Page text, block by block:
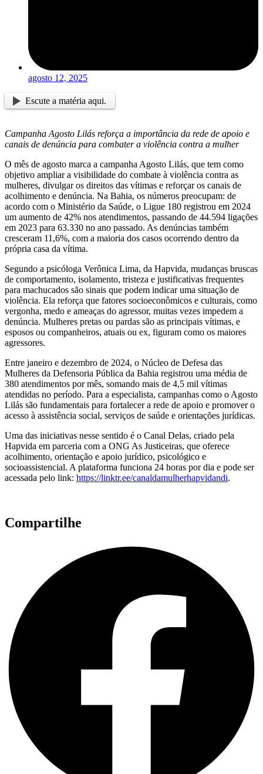
agosto 12, 2025
Escute a matéria aqui.
Campanha Agosto Lilás reforça a importância da rede de apoio e
canais de denúncia para combater a violência contra a mulher
O mês de agosto marca a campanha Agosto Lilás, que tem como
objetivo ampliar a visibilidade do combate à violência contra as
mulheres, divulgar os direitos das vítimas e reforçar os canais de
acolhimento e denúncia. Na Bahia, os números preocupam: de
acordo com o Ministério da Saúde, o Ligue 180 registrou em 2024
um aumento de 42% nos atendimentos, passando de 44.594 ligações
em 2023 para 63.330 no ano passado. As denúncias também
cresceram 11,6%, com a maioria dos casos ocorrendo dentro da
própria casa da vítima.
Segundo a psicóloga Verônica Lima, da Hapvida, mudanças bruscas
de comportamento, isolamento, tristeza e justificativas frequentes
para machucados são sinais que podem indicar uma situação de
violência. Ela reforça que fatores socioeconômicos e culturais, como
vergonha, medo e ameaças do agressor, muitas vezes impedem a
denúncia. Mulheres pretas ou pardas são as principais vítimas, e
esposos ou companheiros, atuais ou ex, figuram como os maiores
agressores.
Entre janeiro e dezembro de 2024, o Núcleo de Defesa das
Mulheres da Defensoria Pública da Bahia registrou uma média de
380 atendimentos por mês, somando mais de 4,5 mil vítimas
atendidas no período. Para a especialista, campanhas como o Agosto
Lilás são fundamentais para fortalecer a rede de apoio e promover o
acesso à assistência social, serviços de saúde e orientações jurídicas.
Uma das iniciativas nesse sentido é o Canal Delas, criado pela
Hapvida em parceria com a ONG As Justiceiras, que oferece
acolhimento, orientação e apoio jurídico, psicológico e
socioassistencial. A plataforma funciona 24 horas por dia e pode ser
acessada pelo link: https://linktr.ee/canaldamulherhapvidandi.
Compartilhe